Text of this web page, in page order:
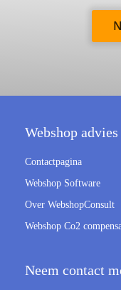
Webshop advies
Contactpagina
Webshop Software
Over WebshopConsult
Webshop Co2
Neem contact